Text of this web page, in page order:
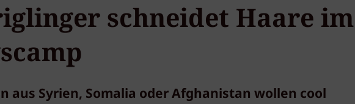
schneidet Haare im
aus Syrien, Somalia oder Afghanistan wollen cool